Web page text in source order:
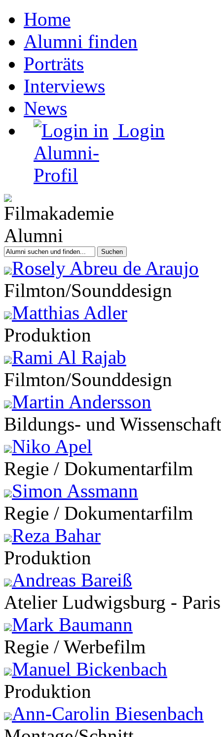
Home
Alumni finden
Porträts
Interviews
News
Login
Rosely Abreu de Araujo
Filmton/Sounddesign
Matthias Adler
Produktion
Rami Al Rajab
Filmton/Sounddesign
Martin Andersson
Bildungs- und
Niko Apel
Regie / Dokumentarfilm
Simon Assmann
Regie / Dokumentarfilm
Reza Bahar
Produktion
Andreas Bareiß
Atelier Ludwigsburg - Paris
Mark Baumann
Regie / Werbefilm
Manuel Bickenbach
Produktion
Ann-Carolin Biesenbach